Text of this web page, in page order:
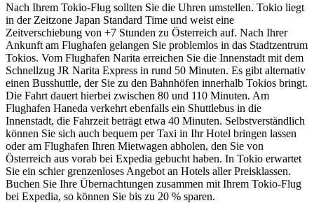
Nach Ihrem Tokio-Flug sollten Sie die Uhren umstellen. Tokio liegt
in der Zeitzone Japan Standard Time und weist eine
Zeitverschiebung von +7 Stunden zu Österreich auf. Nach Ihrer
Ankunft am Flughafen gelangen Sie problemlos in das Stadtzentrum
Tokios. Vom Flughafen Narita erreichen Sie die Innenstadt mit dem
Schnellzug JR Narita Express in rund 50 Minuten. Es gibt alternativ
einen Busshuttle, der Sie zu den Bahnhöfen innerhalb Tokios bringt.
Die Fahrt dauert hierbei zwischen 80 und 110 Minuten. Am
Flughafen Haneda verkehrt ebenfalls ein Shuttlebus in die
Innenstadt, die Fahrzeit beträgt etwa 40 Minuten. Selbstverständlich
können Sie sich auch bequem per Taxi in Ihr Hotel bringen lassen
oder am Flughafen Ihren Mietwagen abholen, den Sie von
Österreich aus vorab bei Expedia gebucht haben. In Tokio erwartet
Sie ein schier grenzenloses Angebot an Hotels aller Preisklassen.
Buchen Sie Ihre Übernachtungen zusammen mit Ihrem Tokio-Flug
bei Expedia, so können Sie bis zu 20 % sparen.